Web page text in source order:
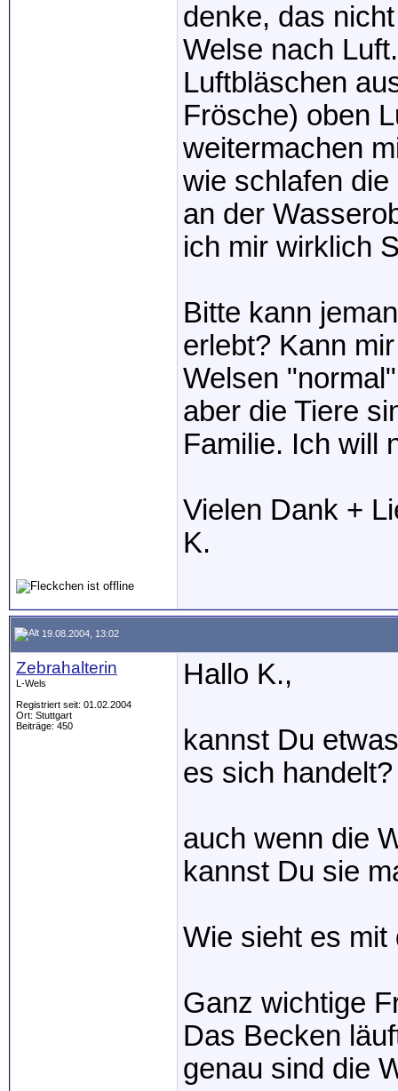
denke, das
Welse nach
Luftbläschen
Frösche) oben
weitermachen
wie schlafen
an der
ich mir wirklich
Bitte kann
erlebt? Kann
Welsen
aber die Tiere
Familie. Ich will
Vielen Dank +
K.
19.08.2004, 13:02
Zebrahalterin
L-Wels
Registriert seit: 01.02.2004
Ort: Stuttgart
Beiträge: 450
Hallo K.,
kannst Du
es sich handelt?
auch wenn die
kannst Du sie
Wie sieht es mit
Ganz wichtige
Das Becken
genau sind die